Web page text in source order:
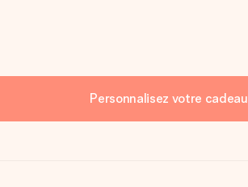
Personnalisez votre cadeau